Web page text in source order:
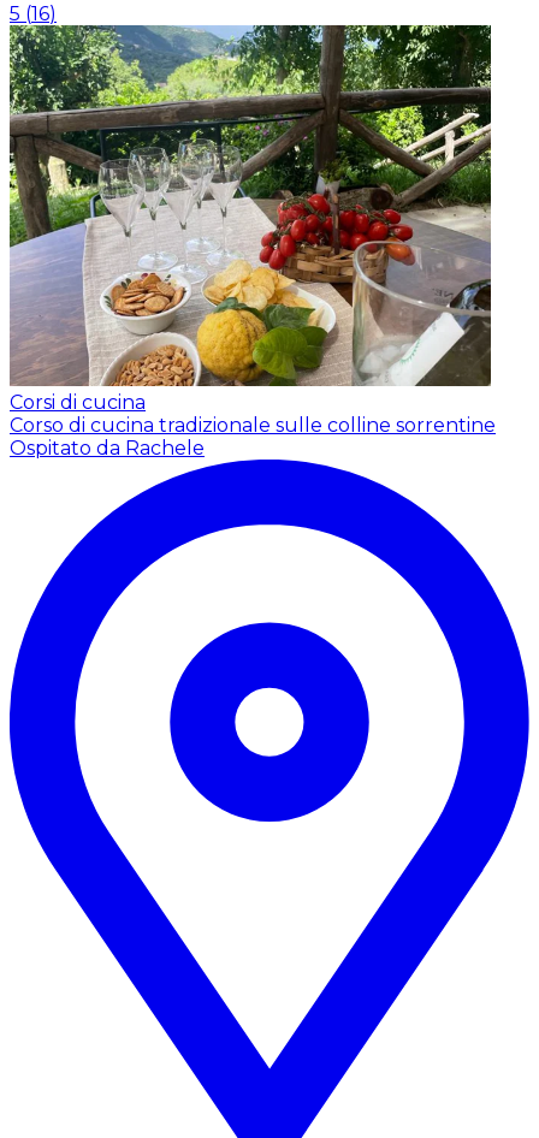
5 (16)
Corsi di cucina
Corso di cucina tradizionale sulle colline sorrentine
Ospitato da Rachele